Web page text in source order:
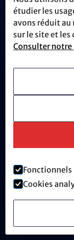
étudier les
avons réduit
sur le site et
Consulter
Fonctionnels
Cookies